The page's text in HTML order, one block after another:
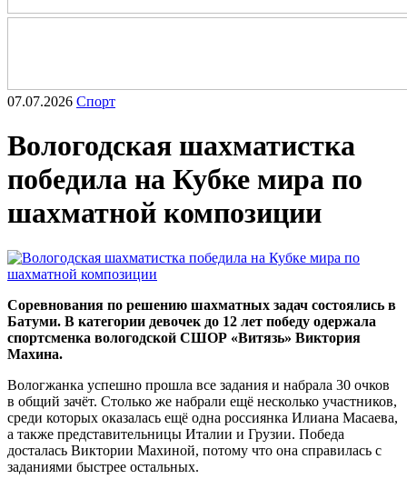
07.07.2026 Спорт
Вологодская шахматистка
победила на Кубке мира по
шахматной композиции
Соревнования по решению шахматных задач состоялись в
Батуми. В категории девочек до 12 лет победу одержала
спортсменка вологодской СШОР «Витязь» Виктория
Махина.
Вологжанка успешно прошла все задания и набрала 30 очков
в общий зачёт. Столько же набрали ещё несколько участников,
среди которых оказалась ещё одна россиянка Илиана Масаева,
а также представительницы Италии и Грузии. Победа
досталась Виктории Махиной, потому что она справилась с
заданиями быстрее остальных.